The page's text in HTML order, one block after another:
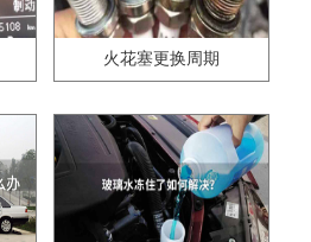
火花塞更换周期